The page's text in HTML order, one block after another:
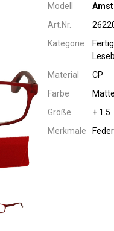
Modell
Art.Nr.
Kategorie
Material
CP
Farbe
Größe
+ 1.5
Merkmale